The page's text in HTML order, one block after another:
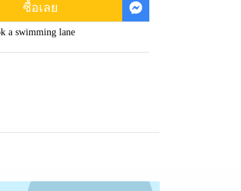
ซื้อเลย
a swimming lane